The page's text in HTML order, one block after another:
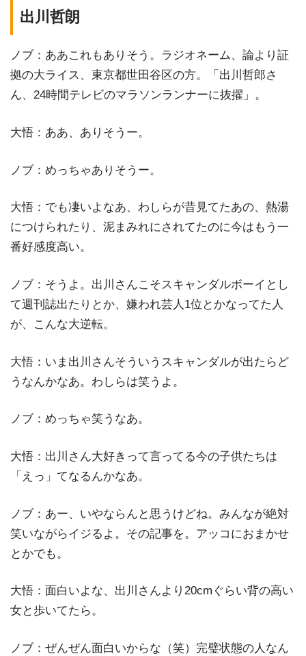
出川哲朗
ノブ：ああこれもありそう。ラジオネーム、論より証
拠の大ライス、東京都世田谷区の方。「出川哲郎さ
ん、24時間テレビのマラソンランナーに抜擢」。
大悟：ああ、ありそうー。
ノブ：めっちゃありそうー。
大悟：でも凄いよなあ、わしらが昔見てたあの、熱湯
につけられたり、泥まみれにされてたのに今はもう一
番好感度高い。
ノブ：そうよ。出川さんこそスキャンダルボーイとし
て週刊誌出たりとか、嫌われ芸人1位とかなってた人
が、こんな大逆転。
大悟：いま出川さんそういうスキャンダルが出たらど
うなんかなあ。わしらは笑うよ。
ノブ：めっちゃ笑うなあ。
大悟：出川さん大好きって言ってる今の子供たちは
「えっ」てなるんかなあ。
ノブ：あー、いやならんと思うけどね。みんなが絶対
笑いながらイジるよ。その記事を。アッコにおまかせ
とかでも。
大悟：面白いよな、出川さんより20cmぐらい背の高い
女と歩いてたら。
ノブ：ぜんぜん面白いからな（笑）完璧状態の人なん